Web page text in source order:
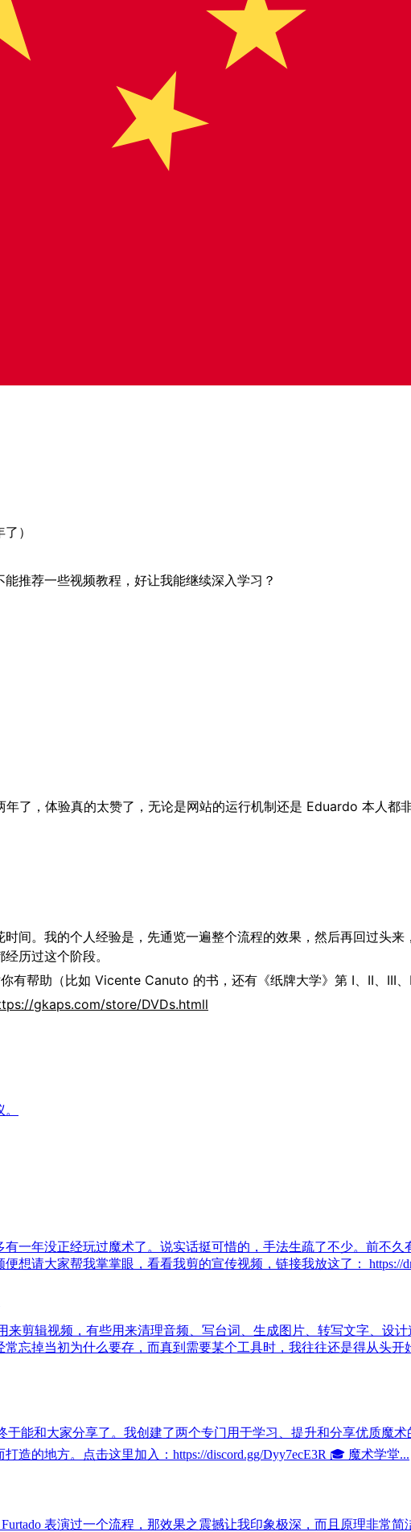
）
推荐一些视频教程，好让我能继续深入学习？
了，体验真的太赞了，无论是网站的运行机制还是 Eduardo 本人都
间。我的个人经验是，先通览一遍整个流程的效果，然后再回过头
历过这个阶段。
有帮助（比如 Vicente Canuto 的书，还有《纸牌大学》第 I、II、III
gkaps.com/store/DVDs.htmll
一年没正经玩过魔术了。说实话挺可惜的，手法生疏了不少。前不
想请大家帮我掌掌眼，看看我剪的宣传视频，链接我放这了： https://
剪辑视频，有些用来清理音频、写台词、生成图片、转写文字、设
忘掉当初为什么要存，而真到需要某个工具时，我往往还是得从头
于能和大家分享了。我创建了两个专门用于学习、提升和分享优质魔
造的地方。点击这里加入：https://discord.gg/Dyy7ecE3R 🎓 魔术学堂...
表演过一个流程，那效果之震撼让我印象极深，而且原理非常